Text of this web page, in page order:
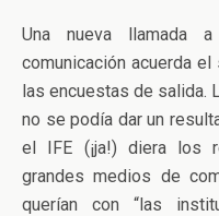
Una nueva llamada
comunicación acuerda
las encuestas de salida.
no se podía dar un
el IFE (¡ja!) diera los
grandes medios de
querían con “las